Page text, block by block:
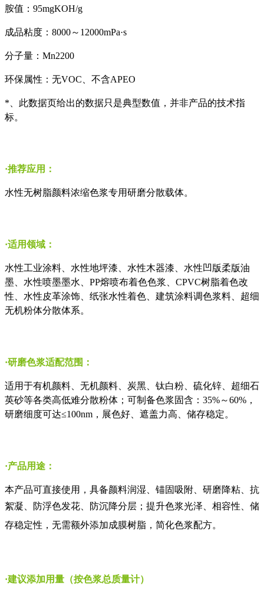
胺值： 95mgKOH/g
成品粘度： 8000～ 12000mPa·s
分子量： Mn2200
环保属性：无VOC 、不含APEO
* 、此数据页给出的数据只是典型数值，并非产品的技术指
标。
·推荐应用：
水性无树脂颜料浓缩色浆专用研磨分散载体。
·适用领域：
水性工业涂料、水性地坪漆、水性木器漆、水性凹版柔版油
墨、水性喷墨墨水、 PP熔喷布着色色浆、 CPVC树脂着色改
性、水性皮革涂饰、纸张水性着色、建筑涂料调色浆料、超细
无机粉体分散体系。
·研磨色浆适配范围：
适用于有机颜料、无机颜料、炭黑、钛白粉、硫化锌、超细石
英砂等各类高低难分散粉体；可制备色浆固含： 35%～60% ，
研磨细度可达≤100nm ，展色好、遮盖力高、储存稳定。
·产品用途：
本产品可直接使用，具备颜料润湿、锚固吸附、研磨降粘、抗
絮凝、防浮色发花、防沉降分层；提升色浆光泽、相容性、储
存稳定性，无需额外添加成膜树脂，简化色浆配方。
·建议添加用量（按色浆总质量计）